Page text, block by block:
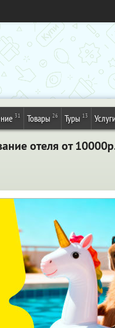
31 Товары 26 Туры 13 Услуги
отеля от